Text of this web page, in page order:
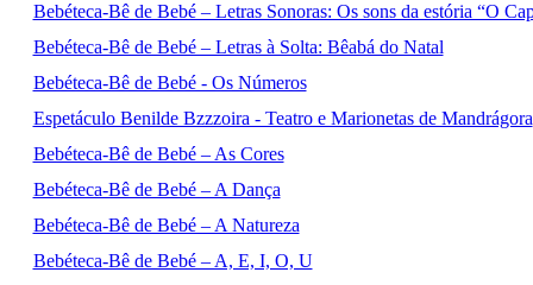
Bebéteca-Bê de Bebé – Letras Sonoras: Os sons da estória “O
Bebéteca-Bê de Bebé – Letras à Solta: Bêabá do Natal
Bebéteca-Bê de Bebé - Os Números
Espetáculo Benilde Bzzzoira - Teatro e Marionetas de Mandrágora
Bebéteca-Bê de Bebé – As Cores
Bebéteca-Bê de Bebé – A Dança
Bebéteca-Bê de Bebé – A Natureza
Bebéteca-Bê de Bebé – A, E, I, O, U